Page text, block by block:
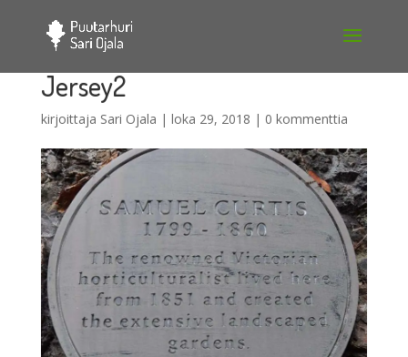
Jersey2
kirjoittaja Sari Ojala | loka 29, 2018 | 0 kommenttia